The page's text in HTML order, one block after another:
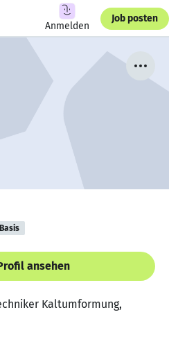
Anmelden
Job posten
Basis
ansehen
Kaltumformung,